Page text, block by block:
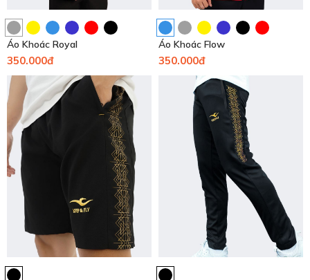
Áo Khoác Royal
350.000đ
Áo Khoác Flow
350.000đ